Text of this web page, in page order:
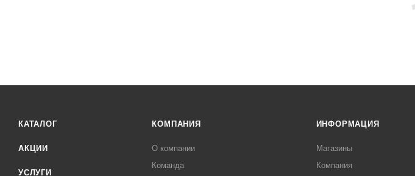
КАТАЛОГ
АКЦИИ
УСЛУГИ
КОМПАНИЯ
О компании
Команда
ИНФОРМАЦИЯ
Магазины
Компания